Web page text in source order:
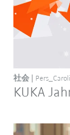
KUKA
社会